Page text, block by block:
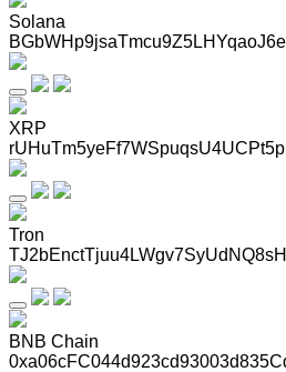
Solana
XRP
Tron
BNB Chain